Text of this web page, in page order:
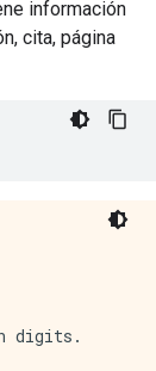
información
cita, página
digits.